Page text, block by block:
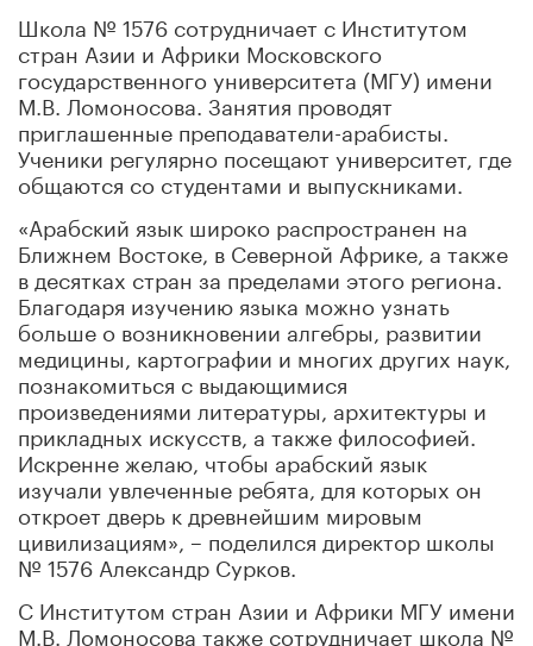
Школа № 1576 сотрудничает с Институтом
стран Азии и Африки Московского
государственного университета (МГУ) имени
М.В. Ломоносова. Занятия проводят
приглашенные преподаватели-арабисты.
Ученики регулярно посещают университет, где
общаются со студентами и выпускниками.
«Арабский язык широко распространен на
Ближнем Востоке, в Северной Африке, а также
в десятках стран за пределами этого региона.
Благодаря изучению языка можно узнать
больше о возникновении алгебры, развитии
медицины, картографии и многих других наук,
познакомиться с выдающимися
произведениями литературы, архитектуры и
прикладных искусств, а также философией.
Искренне желаю, чтобы арабский язык
изучали увлеченные ребята, для которых он
откроет дверь к древнейшим мировым
цивилизациям», – поделился директор школы
№ 1576 Александр Сурков.
С Институтом стран Азии и Африки МГУ имени
М.В. Ломоносова также сотрудничает школа №